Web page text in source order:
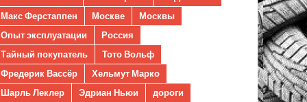
Макс Ферстаппен
Москве
Москвы
Опыт эксплуатации
Россия
Тайный покупатель
Тото Вольф
Фредерик Вассёр
Хельмут Марко
Шарль Леклер
Эдриан Ньюи
дороги